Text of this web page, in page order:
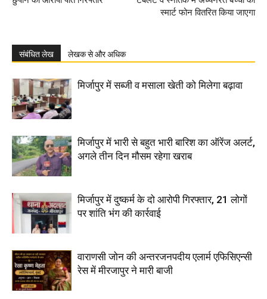
स्मार्ट फोन वितरित किया जाएगा
संबंधित लेख लेखक से और अधिक
मिर्जापुर में सब्जी व मसाला खेती को मिलेगा बढ़ावा
मिर्जापुर में भारी से बहुत भारी बारिश का ऑरेंज अलर्ट,
अगले तीन दिन मौसम रहेगा खराब
मिर्जापुर में दुष्कर्म के दो आरोपी गिरफ्तार, 21 लोगों
पर शांति भंग की कार्रवाई
वाराणसी जोन की अन्तरजनपदीय एलार्म एफिसिएन्सी
रेस में मीरजापुर ने मारी बाजी